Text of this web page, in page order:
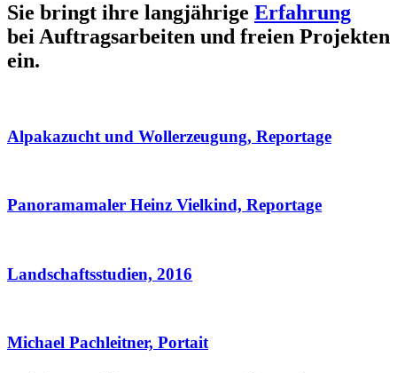
Sie bringt ihre langjährige Erfahrung
bei Auftragsarbeiten und freien Projekten
ein.
Alpakazucht und Wollerzeugung, Reportage
Panoramamaler Heinz Vielkind, Reportage
Landschaftsstudien, 2016
Michael Pachleitner, Portait